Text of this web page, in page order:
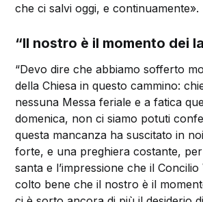
che ci salvi oggi, e continuamente».
“Il nostro è il momento dei
“Devo dire che abbiamo sofferto
della Chiesa in questo cammino:
nessuna Messa feriale e a fatica
domenica, non ci siamo potuti
questa mancanza ha suscitato in
forte, e una preghiera costante,
santa e l’impressione che il
colto bene che il nostro è il